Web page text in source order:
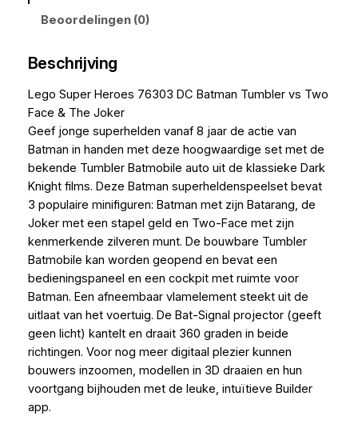
Beoordelingen (0)
Beschrijving
Lego Super Heroes 76303 DC Batman Tumbler vs Two
Face & The Joker
Geef jonge superhelden vanaf 8 jaar de actie van
Batman in handen met deze hoogwaardige set met de
bekende Tumbler Batmobile auto uit de klassieke Dark
Knight films. Deze Batman superheldenspeelset bevat
3 populaire minifiguren: Batman met zijn Batarang, de
Joker met een stapel geld en Two-Face met zijn
kenmerkende zilveren munt. De bouwbare Tumbler
Batmobile kan worden geopend en bevat een
bedieningspaneel en een cockpit met ruimte voor
Batman. Een afneembaar vlamelement steekt uit de
uitlaat van het voertuig. De Bat-Signal projector (geeft
geen licht) kantelt en draait 360 graden in beide
richtingen. Voor nog meer digitaal plezier kunnen
bouwers inzoomen, modellen in 3D draaien en hun
voortgang bijhouden met de leuke, intuïtieve Builder
app.